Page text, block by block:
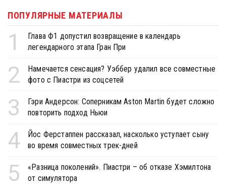
ПОПУЛЯРНЫЕ МАТЕРИАЛЫ
1
Глава Ф1 допустил возвращение в календарь
легендарного этапа Гран При
2
Намечается сенсация? Уэббер удалил все совместные
фото с Пиастри из соцсетей
3
Гэри Андерсон: Соперникам Aston Martin будет сложно
повторить подход Ньюи
4
Йос Ферстаппен рассказал, насколько уступает сыну
во время совместных трек-дней
5
«Разница поколений». Пиастри – об отказе Хэмилтона
от симулятора